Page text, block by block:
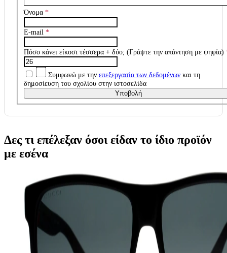
Όνομα *
E-mail *
Πόσο κάνει είκοσι τέσσερα + δύο; (Γράψτε την απάντηση με ψηφία)
Συμφωνώ με την επεξεργασία των δεδομένων και τη
δημοσίευση του σχολίου στην ιστοσελίδα
Υποβολή
Δες τι επέλεξαν όσοι είδαν το ίδιο προϊόν
με εσένα